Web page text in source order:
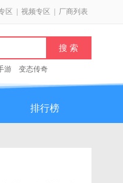
区 视频专区 厂商列表
游 变态传奇
排行榜